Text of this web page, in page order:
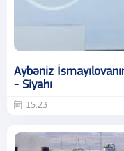
Aybəniz
- Siyahı
15:23